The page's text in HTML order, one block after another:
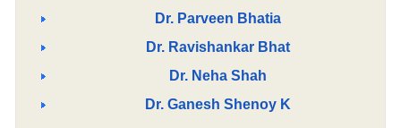
Dr. Parveen Bhatia
Dr. Ravishankar Bhat
Dr. Neha Shah
Dr. Ganesh Shenoy K